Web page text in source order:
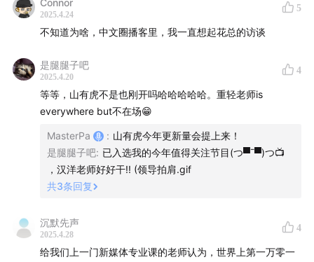
Connor
2025.4.24
5
不知道为啥，中文圈播客里，我一直想起花总的访谈
是腿腿子吧
2025.4.20
4
等等，山有虎不是也刚开吗哈哈哈哈哈。重轻老师is
everywhere but不在场😁
MasterPa : 山有虎今年更新量会提上来！
是腿腿子吧: 已入选我的今年值得关注节目(つ▀¯▀)つ📺
，汉洋老师好好干!! (领导拍肩.gif
共3条回复
沉默先声
2025.4.28
4
给我们上一门新媒体专业课的老师认为，世界上第一万零一